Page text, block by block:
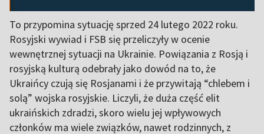
To przypomina sytuację sprzed 24 lutego 2022 roku.
Rosyjski wywiad i FSB się przeliczyły w ocenie
wewnętrznej sytuacji na Ukrainie. Powiązania z Rosją i
rosyjską kulturą odebrały jako dowód na to, że
Ukraińcy czują się Rosjanami i że przywitają “chlebem i
solą” wojska rosyjskie. Liczyli, że duża część elit
ukraińskich zdradzi, skoro wielu jej wpływowych
członków ma wiele związków, nawet rodzinnych, z